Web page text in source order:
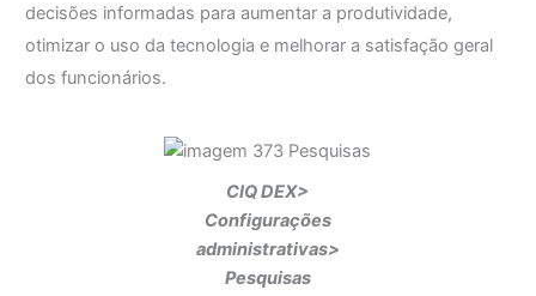
decisões informadas para aumentar a produtividade,
otimizar o uso da tecnologia e melhorar a satisfação geral
dos funcionários.
CIQ DEX>
Configurações
administrativas>
Pesquisas